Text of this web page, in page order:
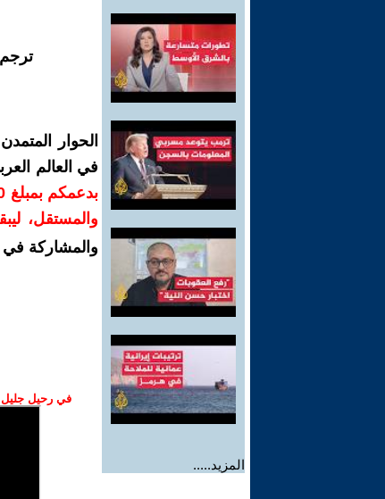
المزيد.....
الحوار
في العالم
والمستقل،
والمشاركة
في رحيل جليل